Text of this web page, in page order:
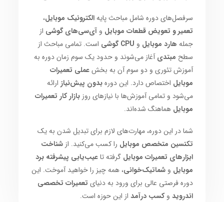
سرفصل‌های دوره شامل مباحث پایهالکترونیک موبایل،
تعمیر و تعویض قطعات موبایل وآی‌سی‌های گوشی از
جمله هارد موبایل و CPU گوشی
است. تمامی مباحث از
سطح مبتدیآغاز می‌شوند و حدود یک سوم زمان دوره به
آموزش تئوری و دو سوم آن به بخشعملی تعمیرات
موبایل اختصاص دارد. این دورهبدون پیش‌نیاز ارائه
می‌شود و تمامی آموزش‌ها با نیازهای روزبازار کار تعمیرات
موبایل هماهنگ شده‌اند.
شما در این دوره، مهارت‌های لازم برای تبدیل شدن به یک
تکنسین متخصص موبایل را کسب می‌کنید. ازشناخت
ابزارهای تعمیرات موبایل گرفته تاعیب‌یابی پیشرفته برد
موبایل وشماتیک‌خوانی، همه چیز را خواهید آموخت. این
دوره فرصتی عالی برای ورود به دنیای تعمیرات تخصصی
اندروید وکسب درآمد از این حوزه است.